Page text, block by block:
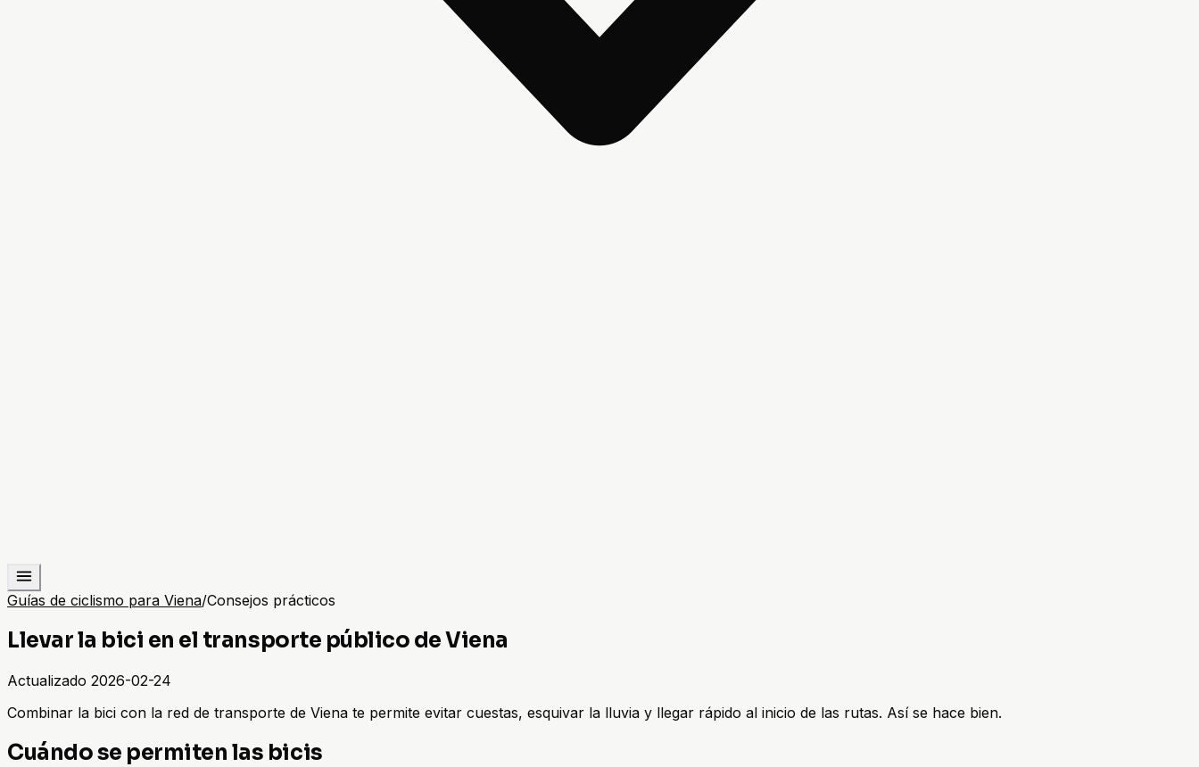
Guías de ciclismo para Viena/Consejos prácticos
Llevar la bici en el transporte público de Viena
Actualizado 2026-02-24
Combinar la bici con la red de transporte de Viena te permite evitar cuestas, esquivar la lluvia y llegar rápido al inicio de las rutas. Así se hace bien.
Cuándo se permiten las bicis